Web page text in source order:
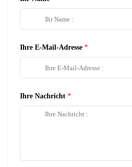
Ihre E-Mail-Adresse
Ihre Nachricht